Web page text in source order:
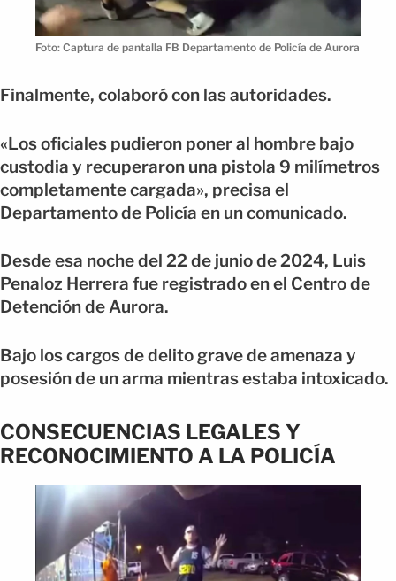
Foto: Captura de pantalla FB Departamento de Policía de Aurora
Finalmente, colaboró con las autoridades.
«Los oficiales pudieron poner al hombre bajo
custodia y recuperaron una pistola 9 milímetros
completamente cargada», precisa el
Departamento de Policía en un comunicado.
Desde esa noche del 22 de junio de 2024, Luis
Penaloz Herrera fue registrado en el Centro de
Detención de Aurora.
Bajo los cargos de delito grave de amenaza y
posesión de un arma mientras estaba intoxicado.
CONSECUENCIAS LEGALES Y
RECONOCIMIENTO A LA POLICÍA